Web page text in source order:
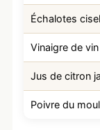
Échalotes
Vinaigre de
Jus de citron
Poivre du